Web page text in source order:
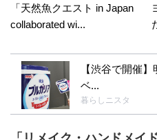
「天然魚クエスト in Japan
collaborated wi...
【渋谷で開催
ベ...
暮らしニスタ